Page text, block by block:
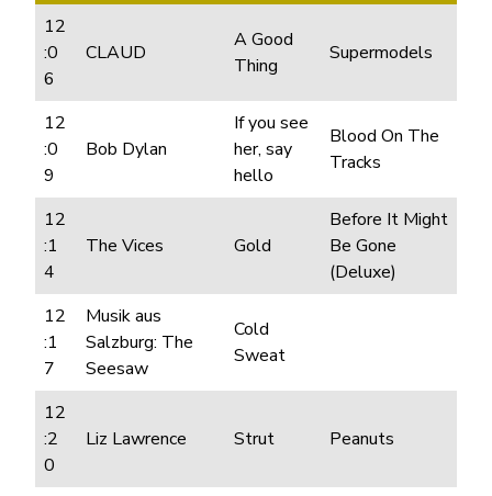
12
:0
6
CLAUD
A Good
Thing
Supermodels
12
:0
9
Bob Dylan
If you see
her, say
hello
Blood On The
Tracks
12
:1
4
The Vices Gold
Before It Might
Be Gone
(Deluxe)
12
:1
7
Musik aus
Salzburg: The
Seesaw
Cold
Sweat
12
:2
0
Liz Lawrence Strut Peanuts